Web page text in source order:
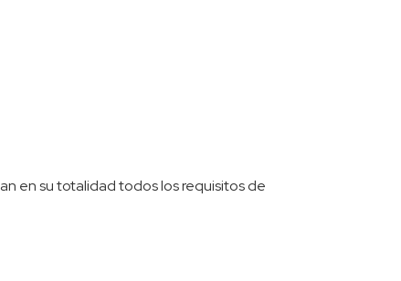
en su totalidad todos los requisitos de